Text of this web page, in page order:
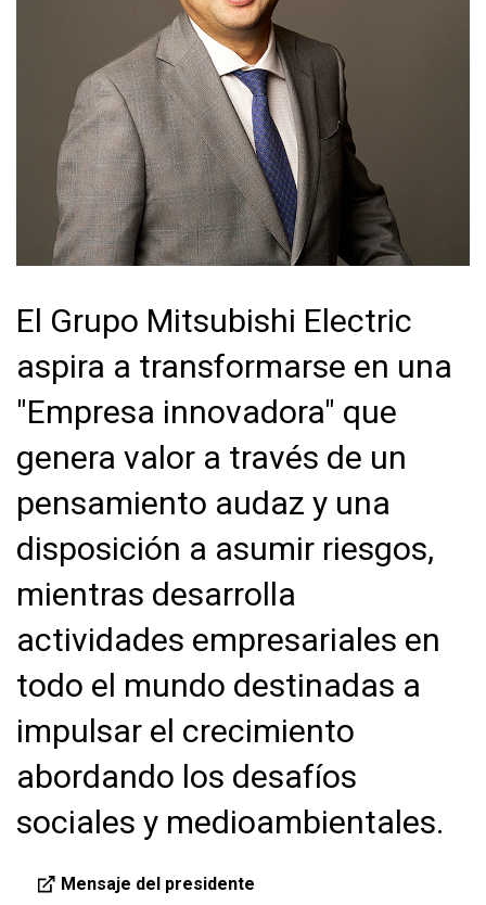
El Grupo Mitsubishi Electric
aspira a transformarse en una
"Empresa innovadora" que
genera valor a través de un
pensamiento audaz y una
disposición a asumir riesgos,
mientras desarrolla
actividades empresariales en
todo el mundo destinadas a
impulsar el crecimiento
abordando los desafíos
sociales y medioambientales.
Mensaje del presidente